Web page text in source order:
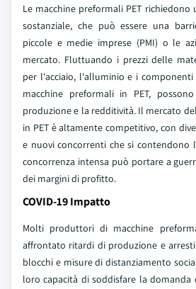
Le macchine preformali PET
sostanziale, che può essere una
piccole e medie imprese (PMI) o le
mercato. Fluttuando i prezzi delle
per l'acciaio, l'alluminio e i
macchine preformali in PET,
produzione e la redditività. Il mercato
in PET è altamente competitivo, con
e nuovi concorrenti che si contendono
concorrenza intensa può portare a
dei margini di profitto.
COVID-19 Impatto
Molti produttori di macchine
affrontato ritardi di produzione e
blocchi e misure di distanziamento
loro capacità di soddisfare la domanda